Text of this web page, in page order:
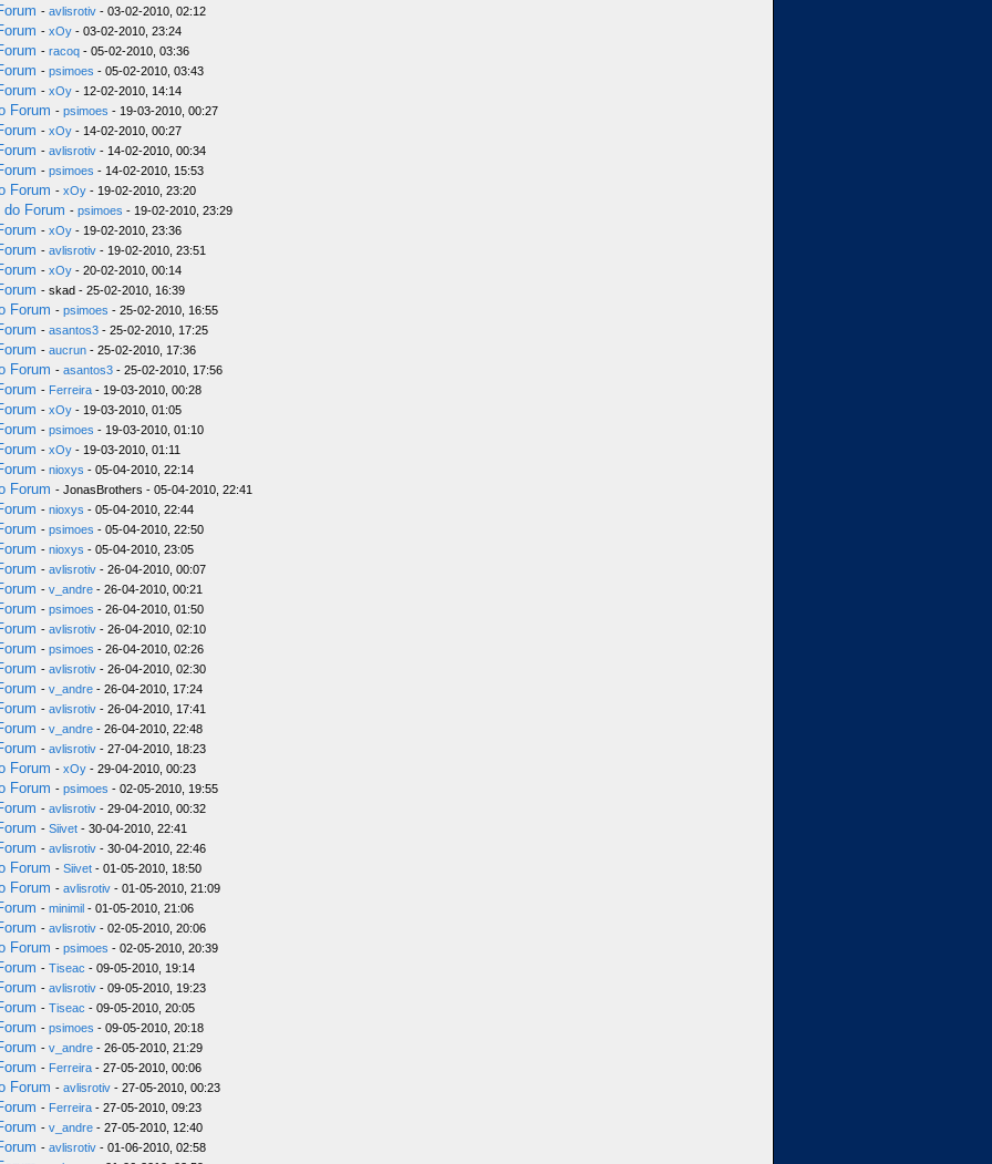
- avlisrotiv - 03-02-2010, 02:12
- xOy - 03-02-2010, 23:24
- racoq - 05-02-2010, 03:36
- psimoes - 05-02-2010, 03:43
- xOy - 12-02-2010, 14:14
Forum - psimoes - 19-03-2010, 00:27
- xOy - 14-02-2010, 00:27
- avlisrotiv - 14-02-2010, 00:34
- psimoes - 14-02-2010, 15:53
Forum - xOy - 19-02-2010, 23:20
Forum - psimoes - 19-02-2010, 23:29
- xOy - 19-02-2010, 23:36
- avlisrotiv - 19-02-2010, 23:51
- xOy - 20-02-2010, 00:14
- skad - 25-02-2010, 16:39
Forum - psimoes - 25-02-2010, 16:55
- asantos3 - 25-02-2010, 17:25
- aucrun - 25-02-2010, 17:36
Forum - asantos3 - 25-02-2010, 17:56
- Ferreira - 19-03-2010, 00:28
- xOy - 19-03-2010, 01:05
- psimoes - 19-03-2010, 01:10
- xOy - 19-03-2010, 01:11
- nioxys - 05-04-2010, 22:14
Forum - JonasBrothers - 05-04-2010, 22:41
- nioxys - 05-04-2010, 22:44
- psimoes - 05-04-2010, 22:50
- nioxys - 05-04-2010, 23:05
- avlisrotiv - 26-04-2010, 00:07
- v_andre - 26-04-2010, 00:21
- psimoes - 26-04-2010, 01:50
- avlisrotiv - 26-04-2010, 02:10
- psimoes - 26-04-2010, 02:26
- avlisrotiv - 26-04-2010, 02:30
- v_andre - 26-04-2010, 17:24
- avlisrotiv - 26-04-2010, 17:41
- v_andre - 26-04-2010, 22:48
- avlisrotiv - 27-04-2010, 18:23
Forum - xOy - 29-04-2010, 00:23
Forum - psimoes - 02-05-2010, 19:55
- avlisrotiv - 29-04-2010, 00:32
- Siivet - 30-04-2010, 22:41
- avlisrotiv - 30-04-2010, 22:46
Forum - Siivet - 01-05-2010, 18:50
Forum - avlisrotiv - 01-05-2010, 21:09
- minimil - 01-05-2010, 21:06
- avlisrotiv - 02-05-2010, 20:06
Forum - psimoes - 02-05-2010, 20:39
- Tiseac - 09-05-2010, 19:14
- avlisrotiv - 09-05-2010, 19:23
- Tiseac - 09-05-2010, 20:05
- psimoes - 09-05-2010, 20:18
- v_andre - 26-05-2010, 21:29
- Ferreira - 27-05-2010, 00:06
Forum - avlisrotiv - 27-05-2010, 00:23
- Ferreira - 27-05-2010, 09:23
- v_andre - 27-05-2010, 12:40
- avlisrotiv - 01-06-2010, 02:58